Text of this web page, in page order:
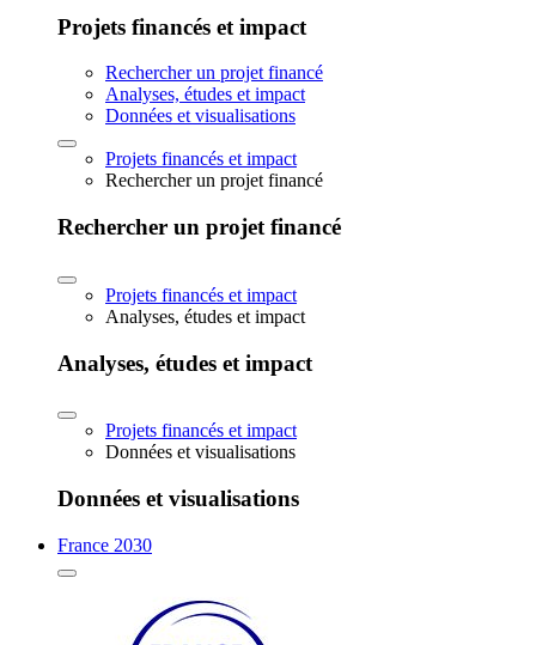
Projets financés et impact
Rechercher un projet financé
Analyses, études et impact
Données et visualisations
Projets financés et impact
Rechercher un projet financé
Rechercher un projet financé
Projets financés et impact
Analyses, études et impact
Analyses, études et impact
Projets financés et impact
Données et visualisations
Données et visualisations
France 2030